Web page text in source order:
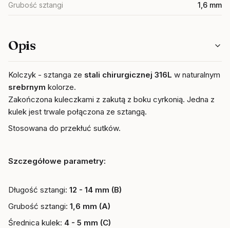
Grubość sztangi 1,6 mm
Opis
Kolczyk - sztanga ze stali chirurgicznej 316L w naturalnym
srebrnym kolorze.
Zakończona kuleczkami z zakutą z boku cyrkonią. Jedna z
kulek jest trwale połączona ze sztangą.
Stosowana do przekłuć sutków.
Szczegółowe parametry:
Długość sztangi: 12 - 14 mm (B)
Grubość sztangi: 1,6 mm (A)
Średnica kulek: 4 - 5 mm (C)